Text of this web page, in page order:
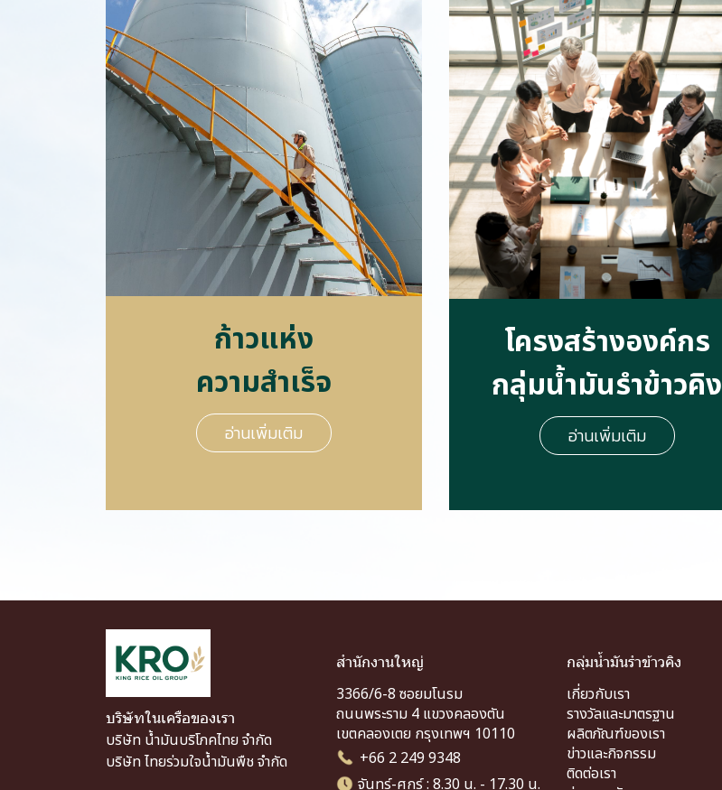
ก้าวแห่ง
ความสำเร็จ
อ่านเพิ่มเติม
โครงสร้างองค์กร
กลุ่มน้ำมันรำข้าวคิง
อ่านเพิ่มเติม
บริษัทในเครือของเรา
บริษัท น้ำมันบริโภคไทย จำกัด
บริษัท ไทยร่วมใจน้ำมันพืช จำกัด
สำนักงานใหญ่
3366/6-8 ซอยมโนรม
ถนนพระราม 4 แขวงคลองตัน
เขตคลองเตย กรุงเทพฯ 10110
+66 2 249 9348
จันทร์-ศุกร์ : 8.30 น. - 17.30 น.
กลุ่มน้ำมันรำข้าวคิง
เกี่ยวกับเรา
รางวัลและมาตรฐาน
ผลิตภัณฑ์ของเรา
ข่าวและกิจกรรม
ติดต่อเรา